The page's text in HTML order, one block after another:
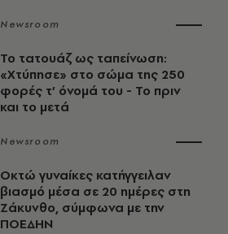
Newsroom
Το τατουάζ ως ταπείνωση:
«Χτύπησε» στο σώμα της 250
φορές τ’ όνομά του - Το πριν
και το μετά
Newsroom
Οκτώ γυναίκες κατήγγειλαν
βιασμό μέσα σε 20 ημέρες στη
Ζάκυνθο, σύμφωνα με την
ΠΟΕΔΗΝ